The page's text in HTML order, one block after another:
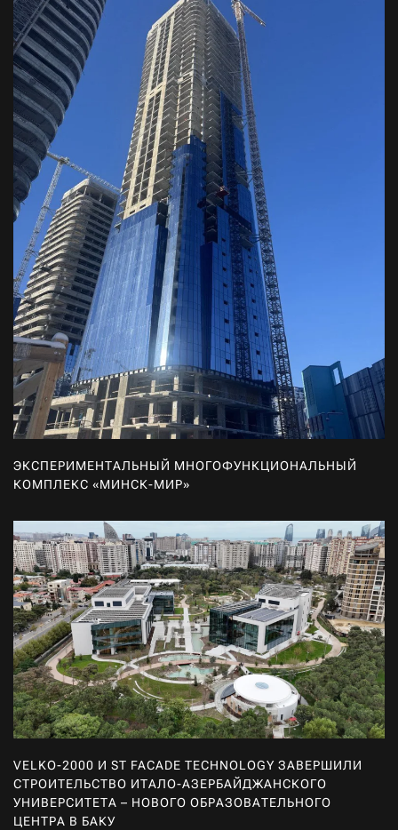
ЭКСПЕРИМЕНТАЛЬНЫЙ МНОГОФУНКЦИОНАЛЬНЫЙ
КОМПЛЕКС «МИНСК-МИР»
VELKO-2000 И ST FACADE TECHNOLOGY ЗАВЕРШИЛИ
СТРОИТЕЛЬСТВО ИТАЛО-АЗЕРБАЙДЖАНСКОГО
УНИВЕРСИТЕТА – НОВОГО ОБРАЗОВАТЕЛЬНОГО
ЦЕНТРА В БАКУ